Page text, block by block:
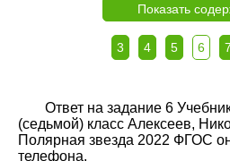
Показать
3 4 5 6 7
Ответ на задание 6
(седьмой) класс Алексеев,
Полярная звезда 2022 ФГОС
телефона.